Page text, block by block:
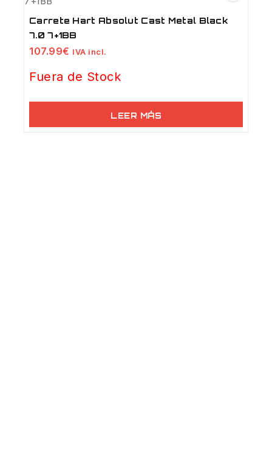
Carrete Hart Absolut Cast Metal Black
7.0 7+1BB
107.99€ IVA incl.
Fuera de Stock
LEER MÁS